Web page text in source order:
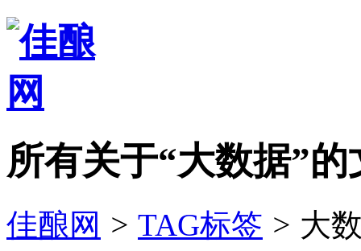
所有关于“大数据”的
佳酿网 > TAG标签 > 大